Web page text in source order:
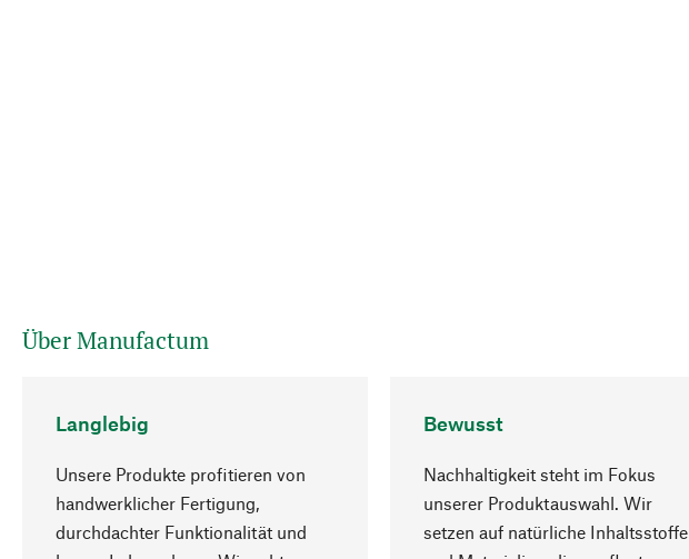
Über Manufactum
Langlebig
Unsere Produkte profitieren von
handwerklicher Fertigung,
durchdachter Funktionalität und
Bewusst
Nachhaltigkeit steht im Fokus
unserer Produktauswahl. Wir
setzen auf natürliche Inhaltsstoffe